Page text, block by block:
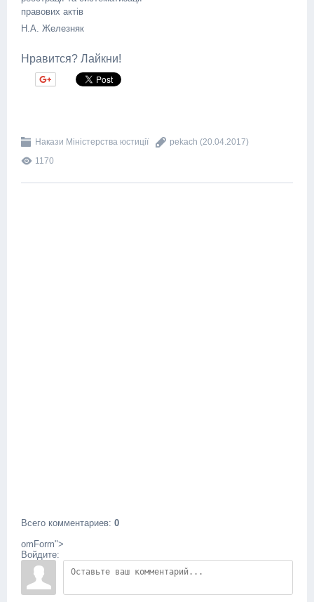
правових актів
Н.А. Железняк
Нравится? Лайкни!
Накази Міністерства юстиції pekach (20.04.2017)
1170
Всего комментариев: 0
omForm">
Войдите: